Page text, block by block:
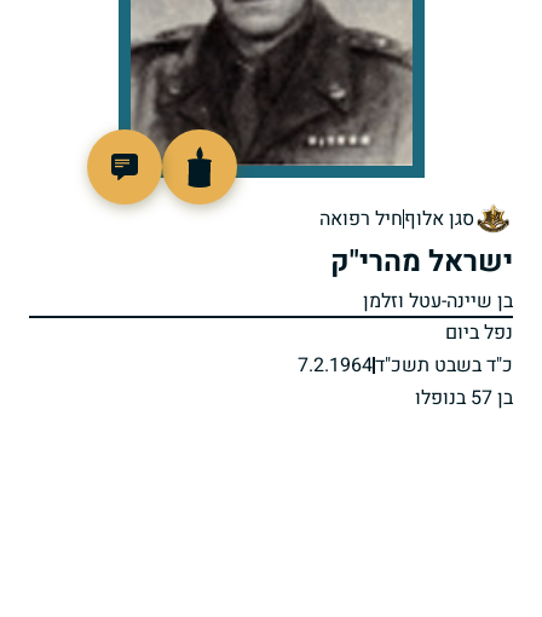
סגן אלוףחיל רפואה
ישראל מהרי"ק
בן שיינה-עטל וזלמן
נפל ביום
כ"ד בשבט תשכ"ד7.2.1964
בן 57 בנופלו